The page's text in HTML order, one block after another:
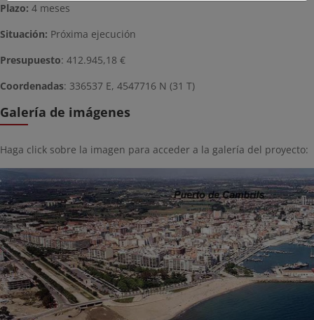
Plazo: 4 meses
Situación: Próxima ejecución
Presupuesto: 412.945,18 €
Coordenadas: 336537 E, 4547716 N (31 T)
Galería de imágenes
Haga click sobre la imagen para acceder a la galería del proyecto: